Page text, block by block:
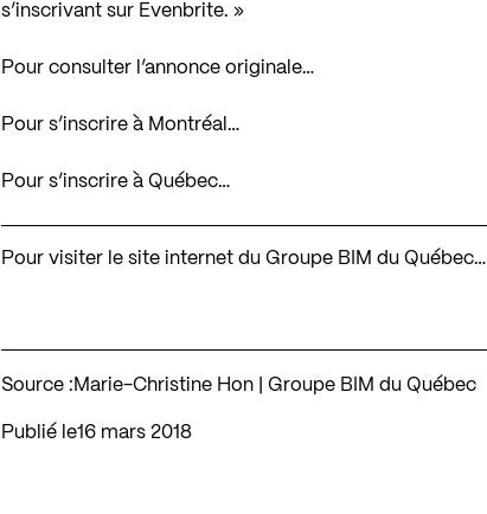
s’inscrivant sur Evenbrite. »
Pour consulter l’annonce originale…
Pour s’inscrire à Montréal…
Pour s’inscrire à Québec…
Pour visiter le site internet du Groupe BIM du Québec…
Source : Marie-Christine Hon | Groupe BIM du Québec
Publié le 16 mars 2018